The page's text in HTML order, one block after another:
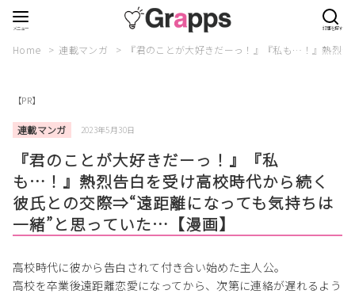
Home 連載マンガ 『君のことが大好きだーっ！』『私も…！』熱烈
【PR】
連載マンガ 2023年5月30日
『君のことが大好きだーっ！』『私
も…！』熱烈告白を受け高校時代から続く
彼氏との交際⇒“遠距離になっても気持ちは
一緒”と思っていた…【漫画】
高校時代に彼から告白されて付き合い始めた主人公。
高校を卒業後遠距離恋愛になってから、次第に連絡が遅れるよう